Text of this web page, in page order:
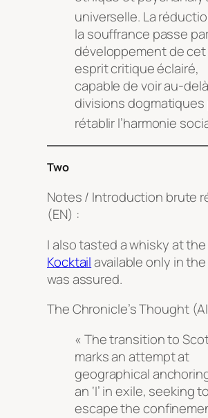
universelle. La
la souffrance passe
développement de cet
esprit critique éclairé,
capable de voir au-
divisions dogmatiques
rétablir l’harmonie
Two
Notes / Introduction brute
(EN) :
I also tasted a whisky at the
Kocktailavailable only in
was assured.
The Chronicle’s Thought
« The transition to
marks an attempt at
geographical
an ‘I’ in exile, seeking to
escape the